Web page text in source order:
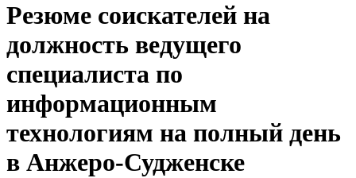
Резюме соискателей на
должность ведущего
специалиста по
информационным
технологиям на полный день
в Анжеро-Судженске